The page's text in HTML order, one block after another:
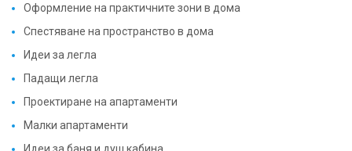
Оформление на практичните зони в дома
Спестяване на пространство в дома
Идеи за легла
Падащи легла
Проектиране на апартаменти
Малки апартаменти
Идеи за баня и душ кабина